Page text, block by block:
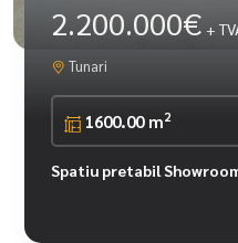
2.200.000€ +
Tunari
1600.00 m2
Spatiu pretabil